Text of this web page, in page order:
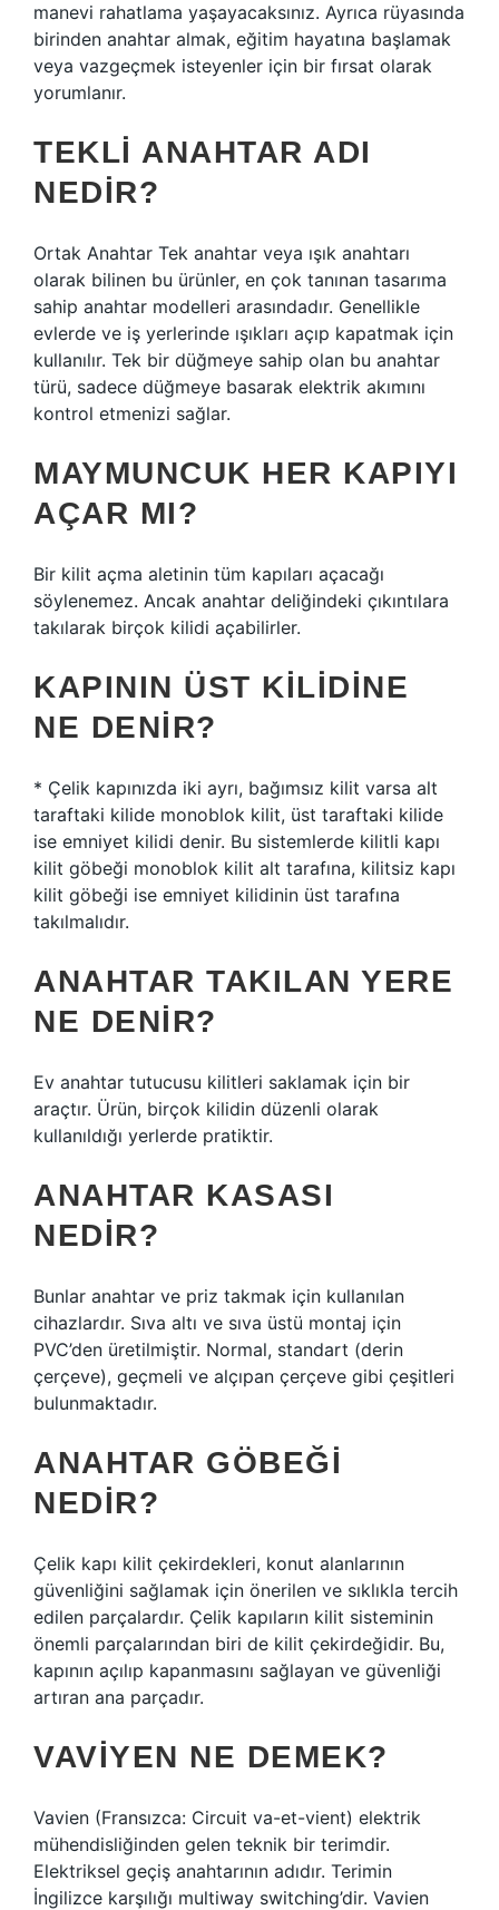
manevi rahatlama yaşayacaksınız. Ayrıca rüyasında
birinden anahtar almak, eğitim hayatına başlamak
veya vazgeçmek isteyenler için bir fırsat olarak
yorumlanır.
TEKLI ANAHTAR ADI
NEDIR?
Ortak Anahtar Tek anahtar veya ışık anahtarı
olarak bilinen bu ürünler, en çok tanınan tasarıma
sahip anahtar modelleri arasındadır. Genellikle
evlerde ve iş yerlerinde ışıkları açıp kapatmak için
kullanılır. Tek bir düğmeye sahip olan bu anahtar
türü, sadece düğmeye basarak elektrik akımını
kontrol etmenizi sağlar.
MAYMUNCUK HER KAPIYI
AÇAR MI?
Bir kilit açma aletinin tüm kapıları açacağı
söylenemez. Ancak anahtar deliğindeki çıkıntılara
takılarak birçok kilidi açabilirler.
KAPININ ÜST KILIDINE
NE DENIR?
* Çelik kapınızda iki ayrı, bağımsız kilit varsa alt
taraftaki kilide monoblok kilit, üst taraftaki kilide
ise emniyet kilidi denir. Bu sistemlerde kilitli kapı
kilit göbeği monoblok kilit alt tarafına, kilitsiz kapı
kilit göbeği ise emniyet kilidinin üst tarafına
takılmalıdır.
ANAHTAR TAKILAN YERE
NE DENIR?
Ev anahtar tutucusu kilitleri saklamak için bir
araçtır. Ürün, birçok kilidin düzenli olarak
kullanıldığı yerlerde pratiktir.
ANAHTAR KASASI
NEDIR?
Bunlar anahtar ve priz takmak için kullanılan
cihazlardır. Sıva altı ve sıva üstü montaj için
PVC’den üretilmiştir. Normal, standart (derin
çerçeve), geçmeli ve alçıpan çerçeve gibi çeşitleri
bulunmaktadır.
ANAHTAR GÖBEĞI
NEDIR?
Çelik kapı kilit çekirdekleri, konut alanlarının
güvenliğini sağlamak için önerilen ve sıklıkla tercih
edilen parçalardır. Çelik kapıların kilit sisteminin
önemli parçalarından biri de kilit çekirdeğidir. Bu,
kapının açılıp kapanmasını sağlayan ve güvenliği
artıran ana parçadır.
VAVIYEN NE DEMEK?
Vavien (Fransızca: Circuit va-et-vient) elektrik
mühendisliğinden gelen teknik bir terimdir.
Elektriksel geçiş anahtarının adıdır. Terimin
İngilizce karşılığı multiway switching’dir. Vavien